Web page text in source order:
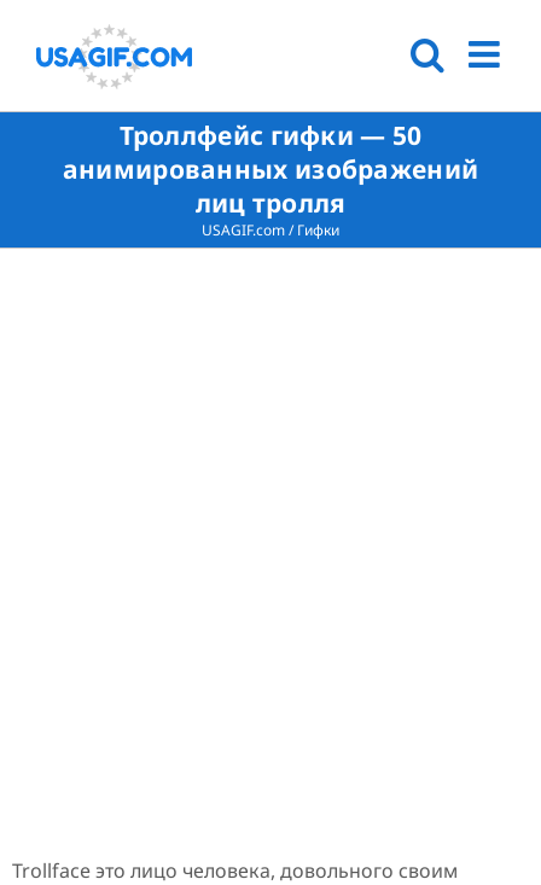
Троллфейс гифки — 50
анимированных изображений
лиц тролля
USAGIF.com/Гифки
Trollface это лицо человека, довольного своим